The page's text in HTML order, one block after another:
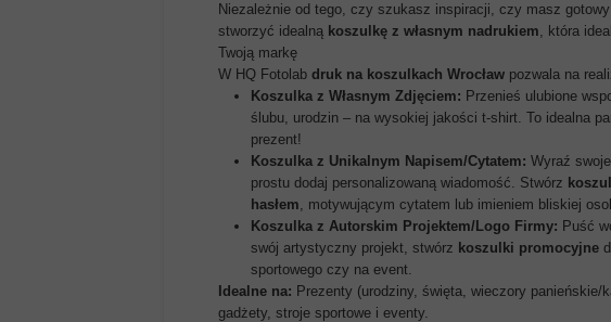
Niezależnie od tego, czy szukasz inspiracji, czy masz
stworzyć idealną koszulkę z własnym nadrukiem, która
Twoją markę
W HQ Fotolab druk na koszulkach Wrocław pozwala na
Koszulka z Własnym Zdjęciem: Przenieś ulubione
ślubu, urodzin – na wysokiej jakości t-shirt. To idealna
prezent!
Koszulka z Unikalnym Napisem/Cytatem: Wyraź
prostu dodaj personalizowaną wiadomość. Stwórz
hasłem, motywującym cytatem lub imieniem bliskiej
Koszulka z Autorskim Projektem/Logo Firmy: Puść
swój artystyczny projekt, stwórz koszulki promocyjne
sportowego czy na event.
Idealne na: Prezenty (urodziny, święta, wieczory panieńskie/
gadżety, stroje sportowe i eventy.